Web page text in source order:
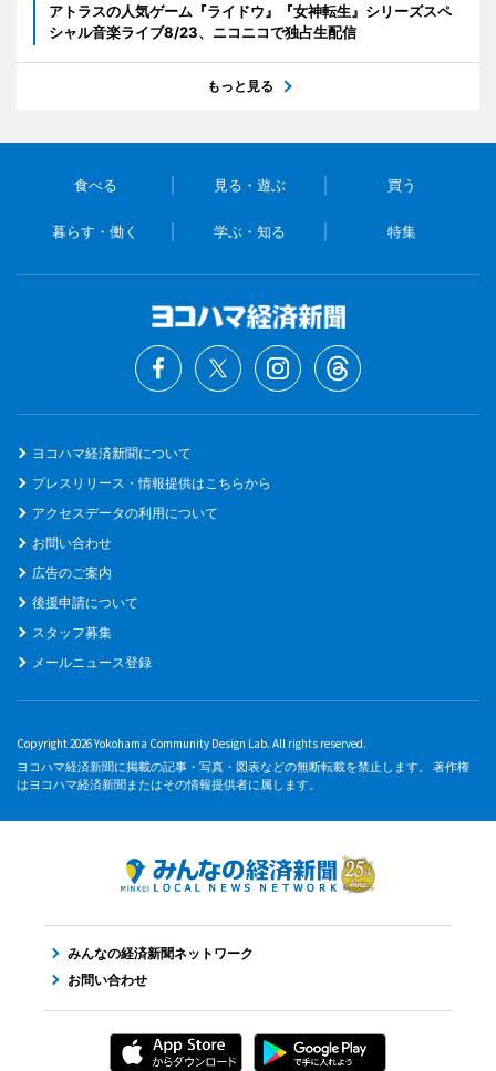
アトラスの人気ゲーム『ライドウ』『女神転生』シリーズスペ
シャル音楽ライブ8/23、ニコニコで独占生配信
もっと見る
食べる 見る・遊ぶ 買う
暮らす・働く 学ぶ・知る 特集
ヨコハマ経済新聞について
プレスリリース・情報提供はこちらから
アクセスデータの利用について
お問い合わせ
広告のご案内
後援申請について
スタッフ募集
メールニュース登録
Copyright 2026 Yokohama Community Design Lab. All rights reserved.
ヨコハマ経済新聞に掲載の記事・写真・図表などの無断転載を禁止します。 著作権
はヨコハマ経済新聞またはその情報提供者に属します。
みんなの経済新聞ネットワーク
お問い合わせ